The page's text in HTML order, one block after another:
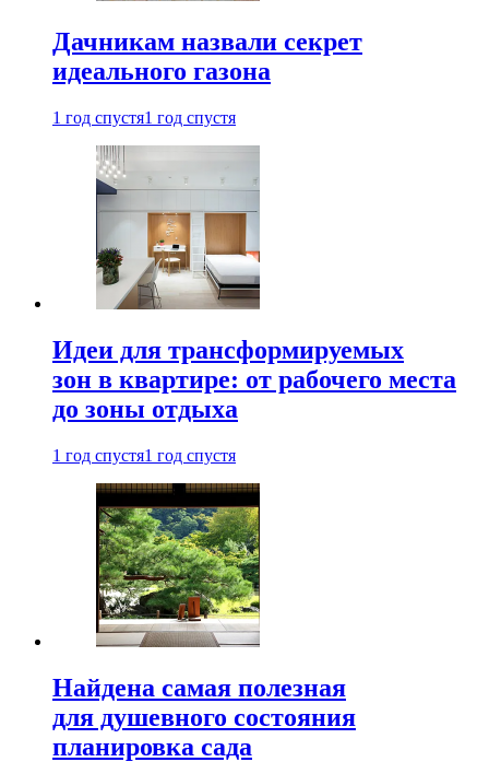
Дачникам назвали секрет
идеального газона
1 год спустя1 год спустя
Идеи для трансформируемых
зон в квартире: от рабочего места
до зоны отдыха
1 год спустя1 год спустя
Найдена самая полезная
для душевного состояния
планировка сада